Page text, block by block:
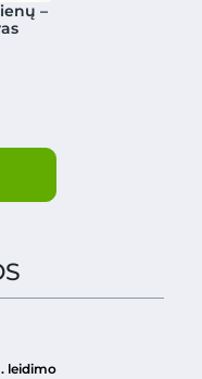
–
leidimo